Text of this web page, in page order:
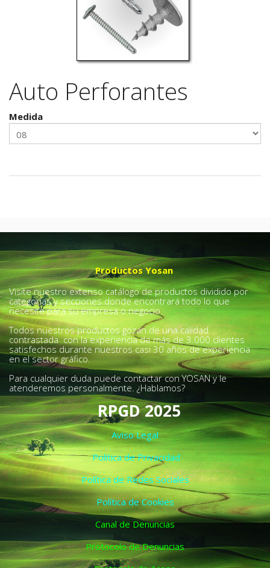
Auto Perforantes
Medida
Productos Yosan
Visite nuestro extenso catálogo de productos dividido por
categorías y secciones donde encontrará todo lo que
necesite para su empresa o negocio.
Todos nuestros productos gozan de una calidad
contrastada con la experiencia de más de 3.000 clientes
satisfechos durante nuestros casi 30 años de experiencia
en el sector gráfico.
Para cualquier duda puede contactar con YOSAN y le
atenderemos personalmente. ¿Hablamos?
RPGD 2025
Aviso Legal
Política de Privacidad
Política de Redes Sociales
Política de Cookies
Canal de Denuncias
Protocolo de Denuncias